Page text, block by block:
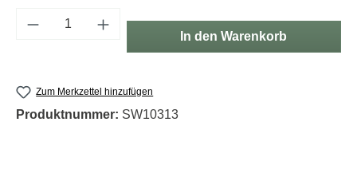
Produkt Anzahl: Gib den gewünschten
In den Warenkorb
Zum Merkzettel hinzufügen
Produktnummer: SW10313